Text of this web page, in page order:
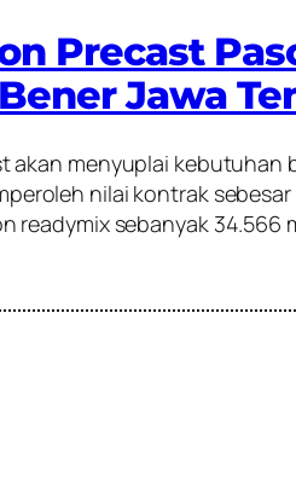
Precast
Jawa
akan menyuplai
nilai kontrak
readymix sebanyak